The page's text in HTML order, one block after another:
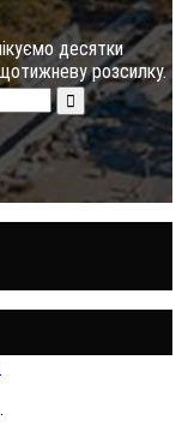
десятки
розсилку.